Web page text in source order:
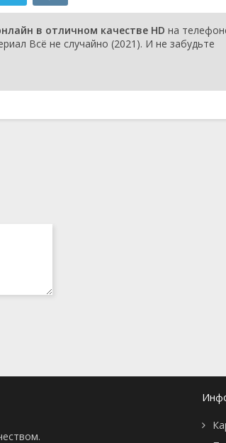
в отличном качестве HD на
Всё не случайно (2021). И не забудьте